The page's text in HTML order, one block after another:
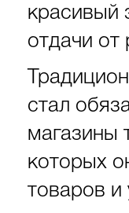
красивый
отдачи от
стал
магазины
которых
товаров и